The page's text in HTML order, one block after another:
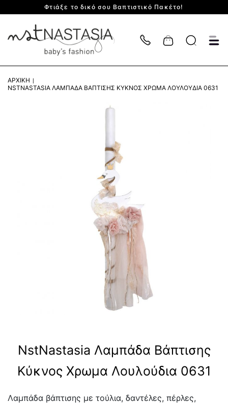
Φτιάξε το δικό σου Βαπτιστικό Πακέτο!
Cart
ΑΡΧΙΚΉ
NSTNASTASIA ΛΑΜΠΆΔΑ ΒΆΠΤΙΣΗΣ ΚΎΚΝΟΣ ΧΡΩΜΑ ΛΟΥΛΟΎΔΙΑ 0631
NstNastasia Λαμπάδα Βάπτισης
Κύκνος Χρωμα Λουλούδια 0631
Λαμπάδα βάπτισης με τούλια, δαντέλες, πέρλες,